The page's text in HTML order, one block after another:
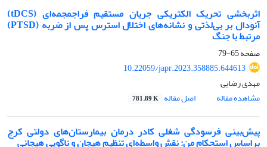
اثربخشی تحریک الکتریکی جریان مستقیم فراجمجمه‌ای (tDCS)
آنودال بر بی‌لذتی و نشانه‌های اختلال استرس پس از ضربه (PTSD)
مرتبط با جنگ
صفحه65-79
10.22059/japr.2023.358885.644613
مهدی رضایی
مشاهده مقاله
اصل مقاله 781.89 K
پیش‌بینی فرسودگی شغلی کادر درمان بیمارستان‌های دولتی کرج
براساس استحکام من: نقش واسطه‌ای تنظیم هیجان و ناگویی هیجانی